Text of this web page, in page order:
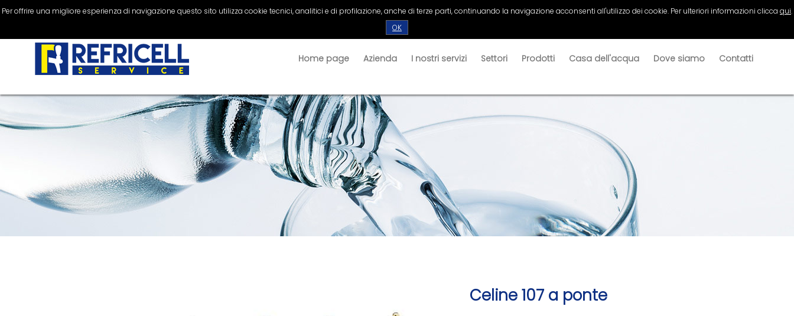
Per offrire una migliore esperienza di navigazione questo sito utilizza cookie tecnici, analitici e di profilazione, anche di terze parti, continuando la navigazione acconsenti all'utilizzo dei cookie. Per ulteriori informazioni clicca qui.
OK
Impianti di spillatura 0804306505
Home page Azienda I nostri servizi Settori Prodotti Casa dell'acqua Dove siamo Contatti
Celine 107 a ponte